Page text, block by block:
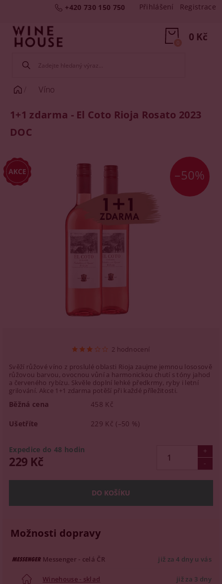
+420 730 150 750 Přihlášení Registrace
0 Kč
0
Víno
1+1 zdarma - El Coto Rioja Rosato 2023
DOC
–50%
2 hodnocení
Svěží růžové víno z proslulé oblasti Rioja zaujme jemnou lososově
růžovou barvou, ovocnou vůní a harmonickou chutí s tóny jahod
a červeného rybízu. Skvěle doplní lehké předkrmy, ryby i letní
grilování. Akce 1+1 zdarma potěší při každé příležitosti.
Expedice do 48 hodin
Běžná cena 458 Kč
Ušetříte 229 Kč (–50 %)
229 Kč
Možnosti dopravy
Messenger - celá ČR již za 4 dny u vás
Winehouse - sklad již za 3 dny